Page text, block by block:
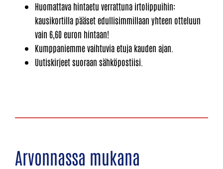
Huomattava hintaetu verrattuna irtolippuihin:
kausikortilla pääset edullisimmillaan yhteen otteluun
vain 6,60 euron hintaan!
Kumppaniemme vaihtuvia etuja kauden ajan.
Uutiskirjeet suoraan sähköpostiisi.
Arvonnassa mukana